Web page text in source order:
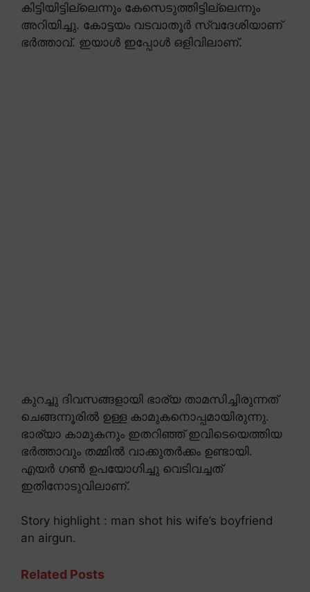
കിട്ടിയിട്ടില്ലെന്നും കേസെടുത്തിട്ടില്ലെന്നും
അറിയിച്ചു. കോട്ടയം വടവാതൂർ സ്വദേശിയാണ്
ഭർത്താവ്. ഇയാൾ ഇപ്പോൾ ഒളിവിലാണ്.
കുറച്ചു ദിവസങ്ങളായി ഭാര്യ താമസിച്ചിരുന്നത്
ചെങ്ങന്നൂരിൽ ഉള്ള കാമുകനൊപ്പമായിരുന്നു.
ഭാര്യാ കാമുകനും ഇതറിഞ്ഞ് ഇവിടെയെത്തിയ
ഭർത്താവും തമ്മിൽ വാക്കുതർക്കം ഉണ്ടായി.
എയർ ഗൺ ഉപയോഗിച്ചു വെടിവച്ചത്
ഇതിനോടുവിലാണ്.
Story highlight : man shot his wife’s boyfriend
an airgun.
Related Posts